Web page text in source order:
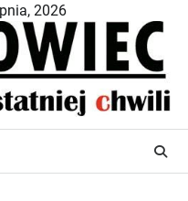
2026